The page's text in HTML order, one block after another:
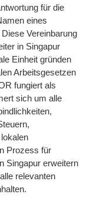
für die
eines
Vereinbarung
in Singapur
Einheit gründen
Arbeitsgesetzen
fungiert als
sich um alle
Prozess für
Singapur erweitern
relevanten